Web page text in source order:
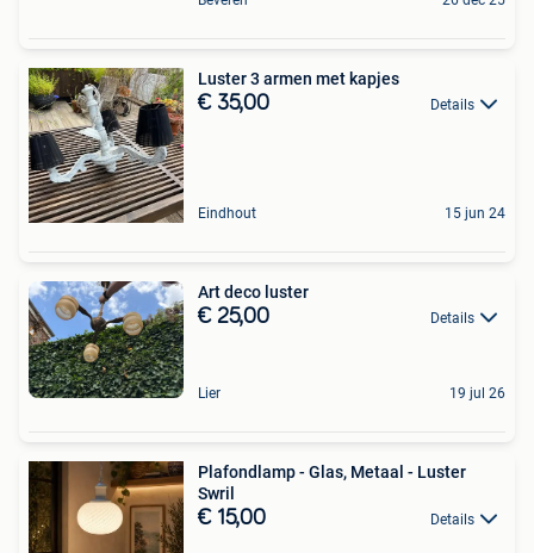
Luster 3 armen met kapjes
€ 35,00 Details
Eindhout 15 jun 24
Art deco luster
€ 25,00 Details
Lier 19 jul 26
Plafondlamp - Glas, Metaal - Luster
Swril
€ 15,00 Details